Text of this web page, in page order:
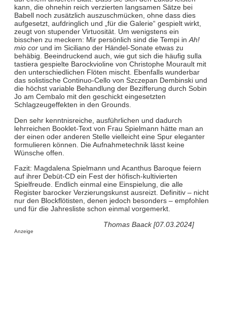
kann, die ohnehin reich verzierten langsamen Sätze bei
Babell noch zusätzlich auszuschmücken, ohne dass dies
aufgesetzt, aufdringlich und „für die Galerie“ gespielt wirkt,
zeugt von stupender Virtuosität. Um wenigstens ein
bisschen zu meckern: Mir persönlich sind die Tempi inAh!
mio corund im Siciliano der Händel-Sonate etwas zu
behäbig. Beeindruckend auch, wie gut sich die häufig sulla
tastiera gespielte Barockvioline von Christophe Mourault mit
den unterschiedlichen Flöten mischt. Ebenfalls wunderbar
das solistische Continuo-Cello von Szczepan Dembinski und
die höchst variable Behandlung der Bezifferung durch Sobin
Jo am Cembalo mit den geschickt eingesetzten
Schlagzeugeffekten in den Grounds.
Den sehr kenntnisreiche, ausführlichen und dadurch
lehrreichen Booklet-Text von Frau Spielmann hätte man an
der einen oder anderen Stelle vielleicht eine Spur eleganter
formulieren können. Die Aufnahmetechnik lässt keine
Wünsche offen.
Fazit: Magdalena Spielmann und Acanthus Baroque feiern
auf ihrer Debüt-CD ein Fest der höfisch-kultivierten
Spielfreude. Endlich einmal eine Einspielung, die alle
Register barocker Verzierungskunst ausreizt. Definitiv – nicht
nur den Blockflötisten, denen jedoch besonders – empfohlen
und für die Jahresliste schon einmal vorgemerkt.
Thomas Baack [07.03.2024]
Anzeige